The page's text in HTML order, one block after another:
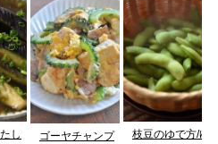
し
ゴーヤチャンプ
枝豆のゆで方/ゆ